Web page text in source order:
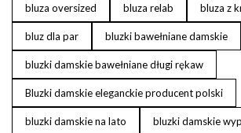
bluza oversized bluza relab bluza z
bluz dla par bluzki bawełniane damskie
bluzki damskie bawełniane długi rękaw
Bluzki damskie eleganckie producent polski
bluzki damskie na lato bluzki damskie